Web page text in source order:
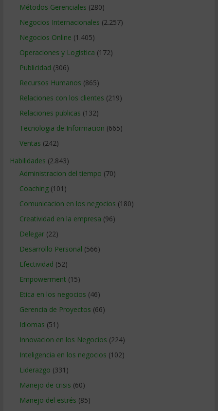
Métodos Gerenciales (280)
Negocios Internacionales (2.257)
Negocios Online (1.405)
Operaciones y Logística (172)
Publicidad (306)
Recursos Humanos (865)
Relaciones con los clientes (219)
Relaciones publicas (132)
Tecnologia de Informacion (665)
Ventas (242)
Habilidades (2.843)
Administracion del tiempo (70)
Coaching(101)
Comunicacion en los negocios (180)
Creatividad en la empresa (96)
Delegar(22)
Desarrollo Personal (566)
Efectividad (52)
Empowerment (15)
Etica en los negocios (46)
Gerencia de Proyectos (66)
Idiomas (51)
Innovacion en los Negocios (224)
Inteligencia en los negocios (102)
Liderazgo (331)
Manejo de crisis (60)
Manejo del estrés (85)